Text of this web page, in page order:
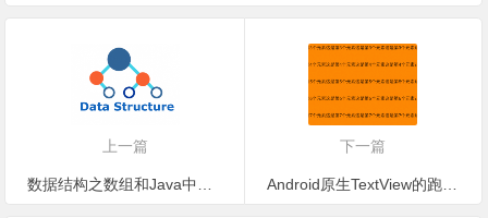
上一篇 下一篇
Android原生TextView的跑马灯效果实现